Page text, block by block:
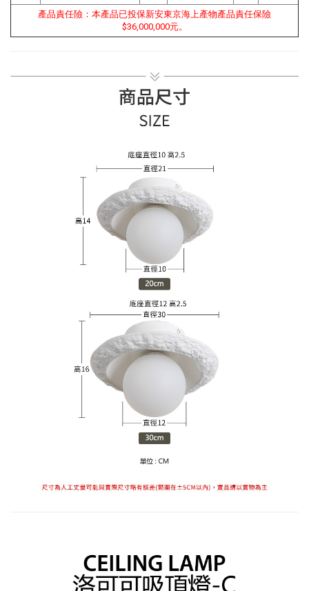
產品責任險：本產品已投保新安東京海上產物產品責任保險
$36,000,000元。